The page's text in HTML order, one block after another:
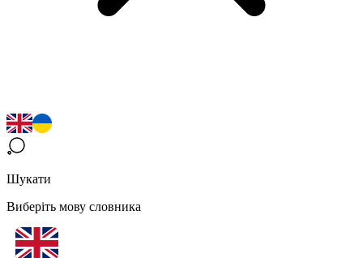
Шукати
Виберіть мову словника